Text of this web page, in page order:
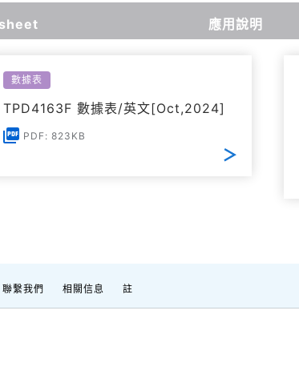
應用說明
數據表
TPD4163F 數據表/英文[Oct,2024]
PDF: 823KB
聯繫我們 相關信息 註